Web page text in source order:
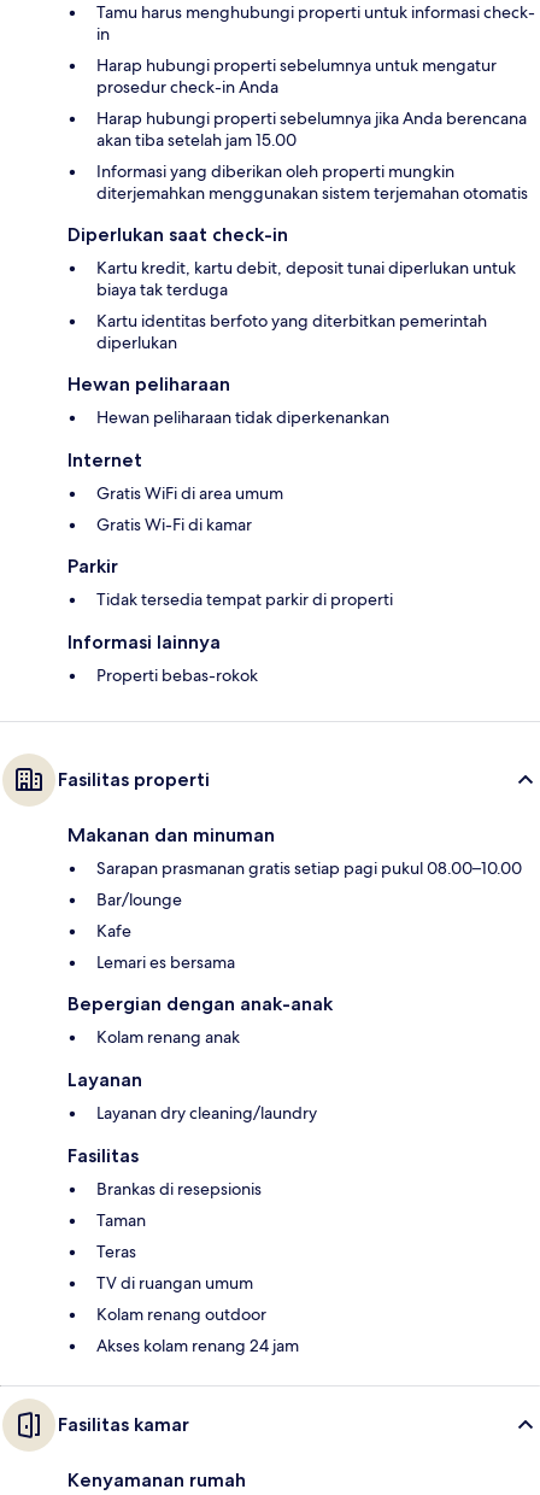
Tamu harus menghubungi properti untuk informasi check-
in
Harap hubungi properti sebelumnya untuk mengatur
prosedur check-in Anda
Harap hubungi properti sebelumnya jika Anda berencana
akan tiba setelah jam 15.00
Informasi yang diberikan oleh properti mungkin
diterjemahkan menggunakan sistem terjemahan otomatis
Diperlukan saat check-in
Kartu kredit, kartu debit, deposit tunai diperlukan untuk
biaya tak terduga
Kartu identitas berfoto yang diterbitkan pemerintah
diperlukan
Hewan peliharaan
Hewan peliharaan tidak diperkenankan
Internet
Gratis WiFi di area umum
Gratis Wi-Fi di kamar
Parkir
Tidak tersedia tempat parkir di properti
Informasi lainnya
Properti bebas-rokok
Fasilitas properti
Makanan dan minuman
Sarapan prasmanan gratis setiap pagi pukul 08.00–10.00
Bar/lounge
Kafe
Lemari es bersama
Bepergian dengan anak-anak
Kolam renang anak
Layanan
Layanan dry cleaning/laundry
Fasilitas
Brankas di resepsionis
Taman
Teras
TV di ruangan umum
Kolam renang outdoor
Akses kolam renang 24 jam
Fasilitas kamar
Kenyamanan rumah